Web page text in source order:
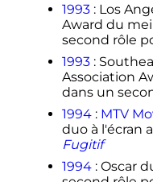
1993 : Los
Award du
second rôle
1993 :
Association
dans un
1994 : MTV
duo à l'écran
Fugitif
1994 : Oscar